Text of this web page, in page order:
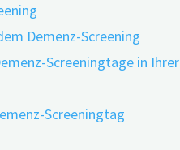
Demenz-Screening
Screeningtage in Ihrer
Screeningtag